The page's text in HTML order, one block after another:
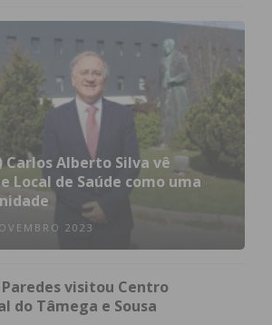
Carlos Alberto Silva vê
Local de Saúde como uma
2023
Paredes visitou Centro
do Tâmega e Sousa